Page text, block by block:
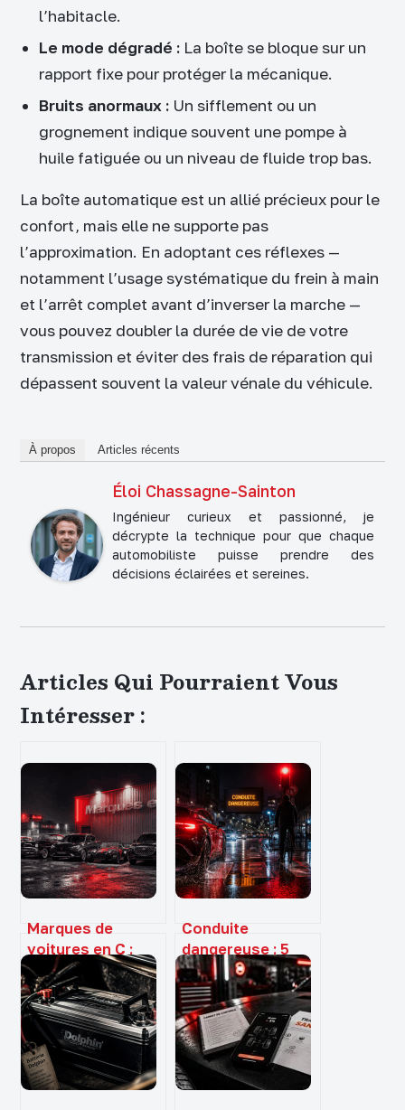
l’habitacle.
Le mode dégradé :La boîte se bloque sur un
rapport fixe pour protéger la mécanique.
Bruits anormaux :Un sifflement ou un
grognement indique souvent une pompe à
huile fatiguée ou un niveau de fluide trop bas.
La boîte automatique est un allié précieux pour le
confort, mais elle ne supporte pas
l’approximation. En adoptant ces réflexes —
notamment l’usage systématique du frein à main
et l’arrêt complet avant d’inverser la marche —
vous pouvez doubler la durée de vie de votre
transmission et éviter des frais de réparation qui
dépassent souvent la valeur vénale du véhicule.
À propos Articles récents
Éloi Chassagne-Sainton
Ingénieur curieux et passionné, je
décrypte la technique pour que chaque
automobiliste puisse prendre des
décisions éclairées et sereines.
Articles Qui Pourraient Vous
Intéresser :
Marques de
voitures en C :
entre héritage
industriel et
révolution
électrique
Conduite
dangereuse : 5
infractions
sanctionnées par
135 euros
d’amende et un
retrait de points